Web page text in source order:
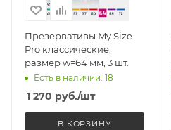
Презервативы My Size
Pro классические,
размер w=64 мм, 3 шт.
Есть в наличии: 18
1 270 руб./шт
В КОРЗИНУ